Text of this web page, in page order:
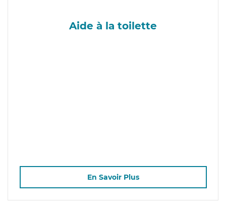
Aide à la toilette
En Savoir Plus